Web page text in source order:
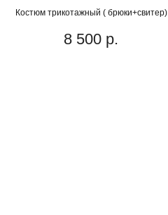
БРЮКИ+СВИТЕР)
Костюм трикотажный ( брюки+свитер)
8 500 р.